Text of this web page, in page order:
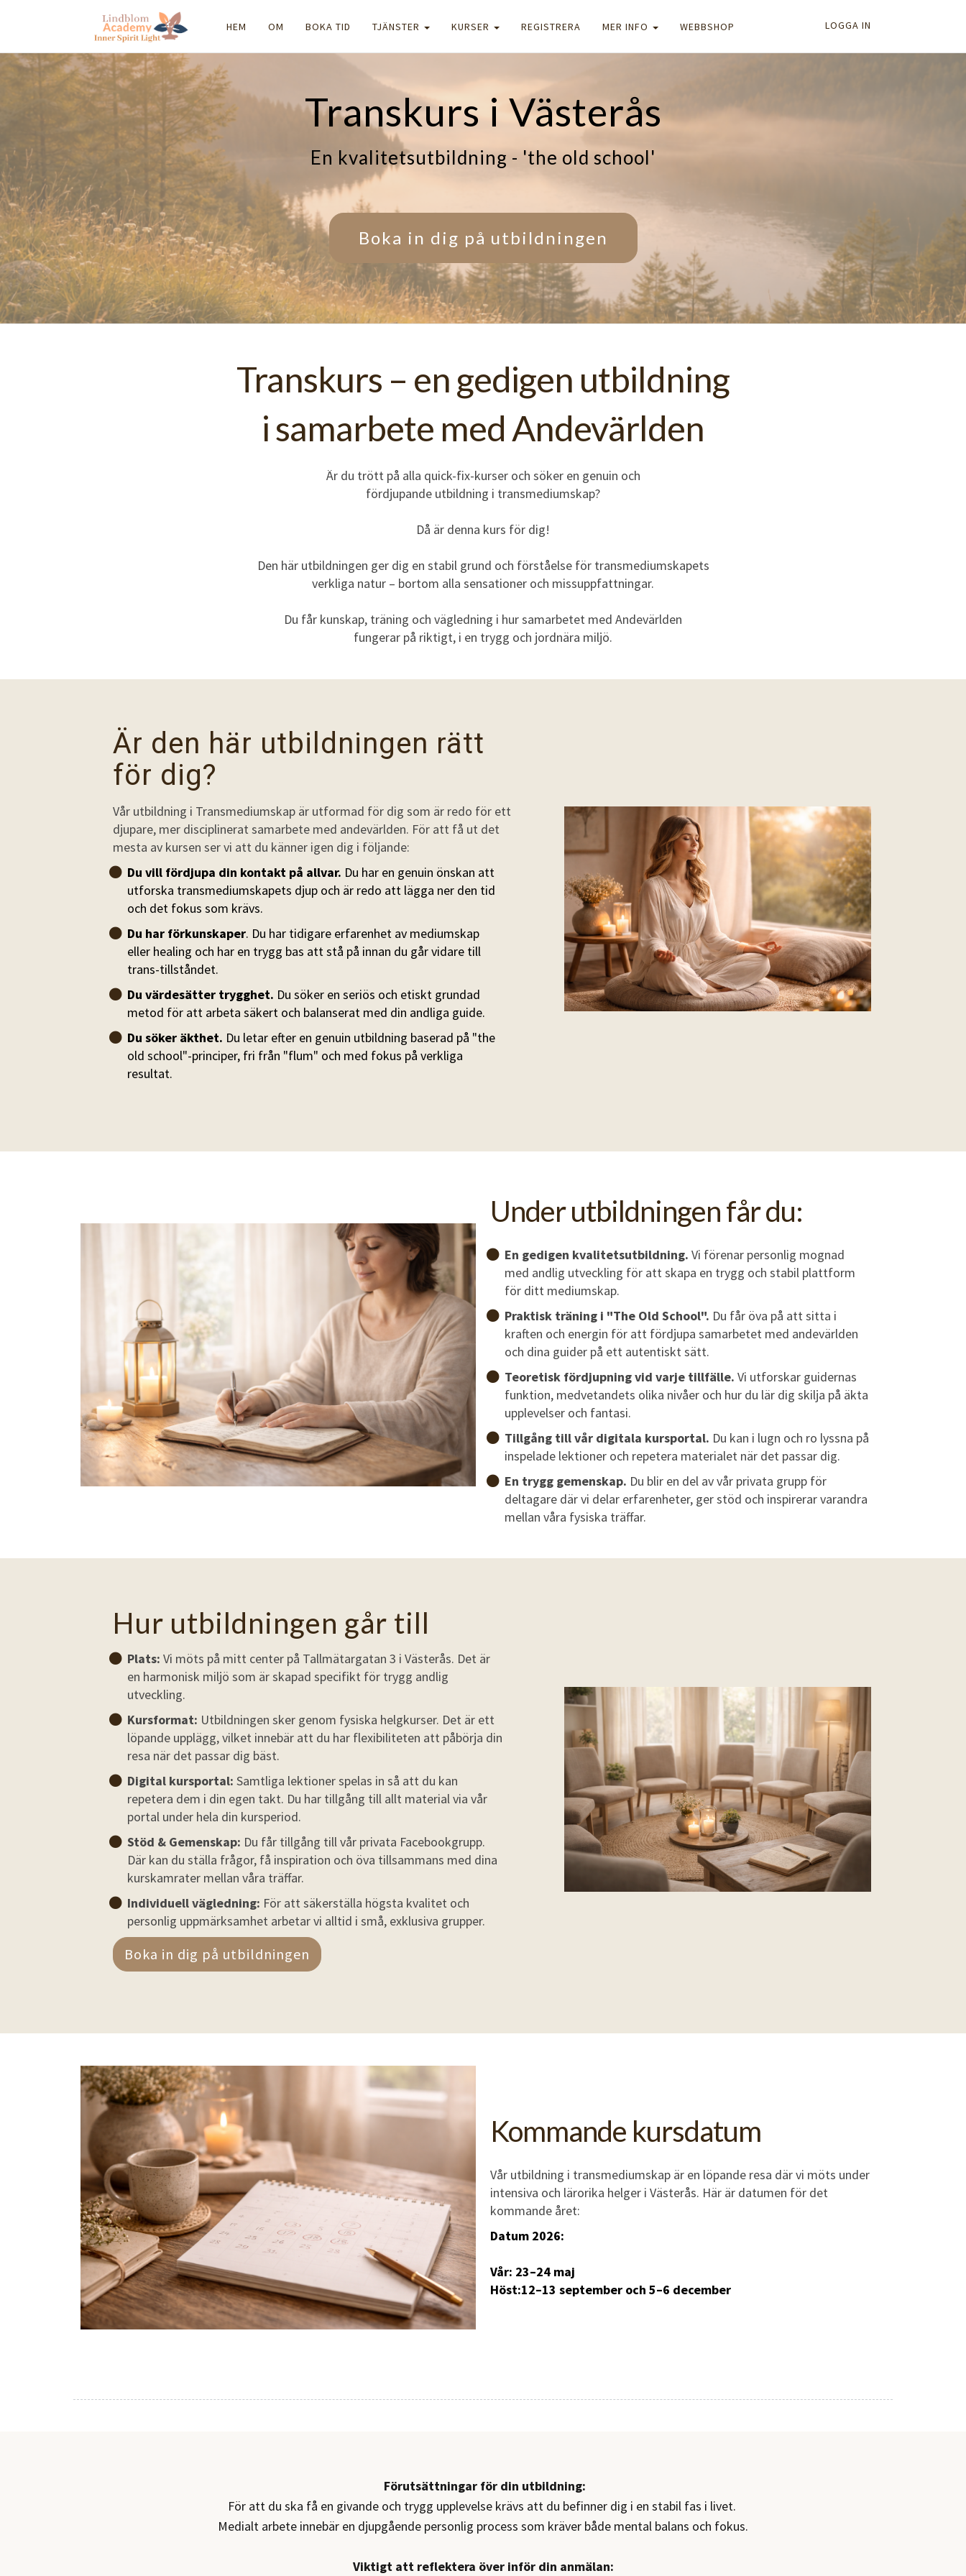
HEM OM BOKA TID TJÄNSTER KURSER REGISTRERA MER INFO WEBBSHOP LOGGA IN
Transkurs i Västerås
En kvalitetsutbildning - 'the old school'
Boka in dig på utbildningen
Transkurs – en gedigen utbildning
i samarbete med Andevärlden
Är du trött på alla quick-fix-kurser och söker en genuin och
fördjupande utbildning i transmediumskap?
Då är denna kurs för dig!
Den här utbildningen ger dig en stabil grund och förståelse för transmediumskapets
verkliga natur – bortom alla sensationer och missuppfattningar.
Du får kunskap, träning och vägledning i hur samarbetet med Andevärlden
fungerar på riktigt, i en trygg och jordnära miljö.
Är den här utbildningen rätt
för dig?
Vår utbildning i Transmediumskap är utformad för dig som är redo för ett
djupare, mer disciplinerat samarbete med andevärlden. För att få ut det
mesta av kursen ser vi att du känner igen dig i följande:
Du vill fördjupa din kontakt på allvar. Du har en genuin önskan att
utforska transmediumskapets djup och är redo att lägga ner den tid
och det fokus som krävs.
Du har förkunskaper. Du har tidigare erfarenhet av mediumskap
eller healing och har en trygg bas att stå på innan du går vidare till
trans-tillståndet.
Du värdesätter trygghet. Du söker en seriös och etiskt grundad
metod för att arbeta säkert och balanserat med din andliga guide.
Du söker äkthet. Du letar efter en genuin utbildning baserad på "the
old school"-principer, fri från "flum" och med fokus på verkliga
resultat.
Under utbildningen får du:
En gedigen kvalitetsutbildning. Vi förenar personlig mognad
med andlig utveckling för att skapa en trygg och stabil plattform
för ditt mediumskap.
Praktisk träning i "The Old School". Du får öva på att sitta i
kraften och energin för att fördjupa samarbetet med andevärlden
och dina guider på ett autentiskt sätt.
Teoretisk fördjupning vid varje tillfälle. Vi utforskar guidernas
funktion, medvetandets olika nivåer och hur du lär dig skilja på äkta
upplevelser och fantasi.
Tillgång till vår digitala kursportal. Du kan i lugn och ro lyssna på
inspelade lektioner och repetera materialet när det passar dig.
En trygg gemenskap. Du blir en del av vår privata grupp för
deltagare där vi delar erfarenheter, ger stöd och inspirerar varandra
mellan våra fysiska träffar.
Hur utbildningen går till
Plats: Vi möts på mitt center på Tallmätargatan 3 i Västerås. Det är
en harmonisk miljö som är skapad specifikt för trygg andlig
utveckling.
Kursformat: Utbildningen sker genom fysiska helgkurser. Det är ett
löpande upplägg, vilket innebär att du har flexibiliteten att påbörja din
resa när det passar dig bäst.
Digital kursportal: Samtliga lektioner spelas in så att du kan
repetera dem i din egen takt. Du har tillgång till allt material via vår
portal under hela din kursperiod.
Stöd & Gemenskap: Du får tillgång till vår privata Facebookgrupp.
Där kan du ställa frågor, få inspiration och öva tillsammans med dina
kurskamrater mellan våra träffar.
Individuell vägledning: För att säkerställa högsta kvalitet och
personlig uppmärksamhet arbetar vi alltid i små, exklusiva grupper.
Boka in dig på utbildningen
Kommande kursdatum
Vår utbildning i transmediumskap är en löpande resa där vi möts under
intensiva och lärorika helger i Västerås. Här är datumen för det
kommande året:
Datum 2026:
Vår: 23–24 maj
Höst:12–13 september och 5–6 december
Förutsättningar för din utbildning:
För att du ska få en givande och trygg upplevelse krävs att du befinner dig i en stabil fas i livet.
Medialt arbete innebär en djupgående personlig process som kräver både mental balans och fokus.
Viktigt att reflektera över inför din anmälan: